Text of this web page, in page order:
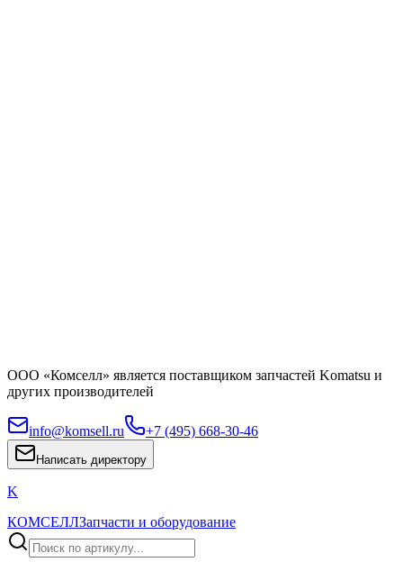
ООО «Комселл» является поставщиком запчастей Komatsu и
других производителей
info@komsell.ru +7 (495) 668-30-46
Написать директору
K
КОМСЕЛЛЗапчасти и оборудование